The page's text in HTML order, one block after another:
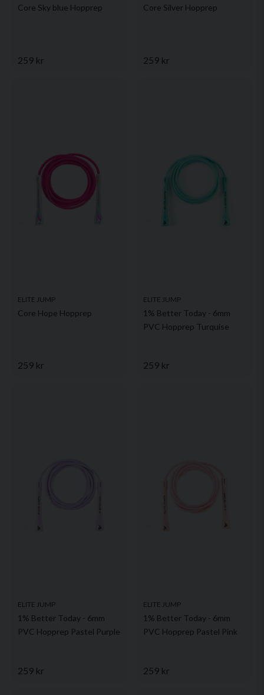
Core Sky blue Hopprep
259 kr
Core Silver Hopprep
259 kr
ELITE JUMP
Core Hope Hopprep
259 kr
ELITE JUMP
1% Better Today - 6mm
PVC Hopprep Turquise
259 kr
ELITE JUMP
1% Better Today - 6mm
PVC Hopprep Pastel Purple
259 kr
ELITE JUMP
1% Better Today - 6mm
PVC Hopprep Pastel Pink
259 kr